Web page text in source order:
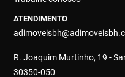
ATENDIMENTO
R. Joaquim Murtinho, 19 -
30350-050